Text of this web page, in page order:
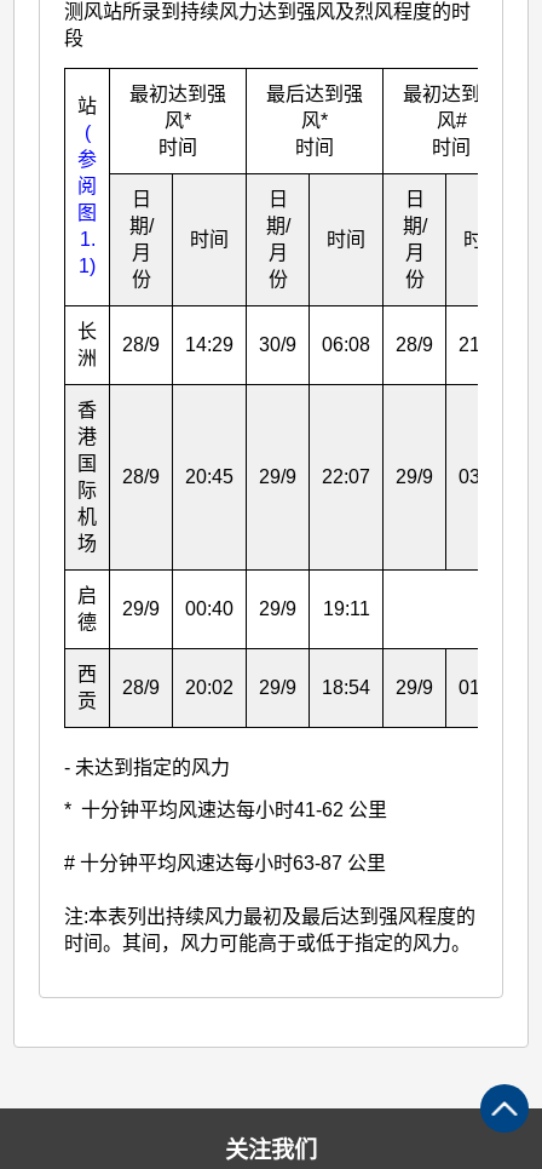
测风站所录到持续风力达到强风及烈风程度的时
段
站
(
参
阅
图
1.
1)
最初达到强
风*
时间
最后达到强
风*
时间
最初达到烈
风#
时间
日
期/
月
份
时间
日
期/
月
份
时间
日
期/
月
份
时间
长
洲
28/9 14:29 30/9 06:08 28/9 21:25
香
港
国
际
机
场
28/9 20:45 29/9 22:07 29/9 03:05
启
德
29/9 00:40 29/9 19:11
西
贡
28/9 20:02 29/9 18:54 29/9 01:27
- 未达到指定的风力
* 十分钟平均风速达每小时41-62 公里
# 十分钟平均风速达每小时63-87 公里
注:本表列出持续风力最初及最后达到强风程度的
时间。其间，风力可能高于或低于指定的风力。
关注我们